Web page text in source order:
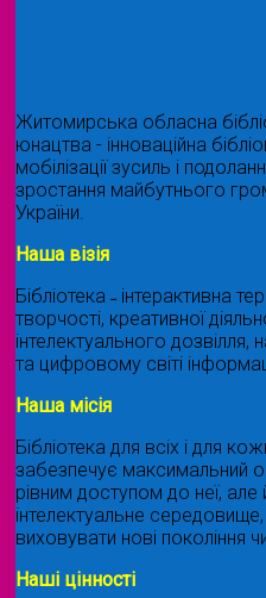
Житомирська обласна
юнацтва - інноваційна
мобілізації зусиль і
зростання майбутнього
України.
Наша візія
Бібліотека ˗ інтерактивна
творчості, креативної
інтелектуального
та цифровому світі
Наша місія
Бібліотека для всіх і для
забезпечує максимальний
рівним доступом до неї,
інтелектуальне середовище,
виховувати нові покоління
Наші цінності